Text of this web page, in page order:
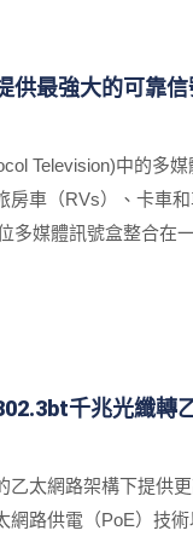
最強大的可靠信
Television)中的多
房車（RVs）、卡車
多媒體訊號盒整合在
千兆光纖
乙太網路架構下提供
路供電（PoE）技